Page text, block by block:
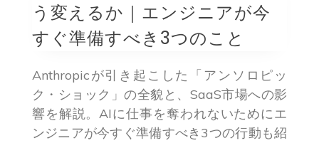
う変えるか｜エンジニアが今
すぐ準備すべき3つのこと
Anthropicが引き起こした「アンソロピッ
ク・ショック」の全貌と、SaaS市場への影
響を解説。AIに仕事を奪われないためにエ
ンジニアが今すぐ準備すべき3つの行動も紹